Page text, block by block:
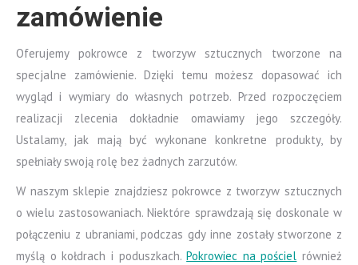
zamówienie
Oferujemy pokrowce z tworzyw sztucznych tworzone na
specjalne zamówienie. Dzięki temu możesz dopasować ich
wygląd i wymiary do własnych potrzeb. Przed rozpoczęciem
realizacji zlecenia dokładnie omawiamy jego szczegóły.
Ustalamy, jak mają być wykonane konkretne produkty, by
spełniały swoją rolę bez żadnych zarzutów.
W naszym sklepie znajdziesz pokrowce z tworzyw sztucznych
o wielu zastosowaniach. Niektóre sprawdzają się doskonale w
połączeniu z ubraniami, podczas gdy inne zostały stworzone z
myślą o kołdrach i poduszkach.Pokrowiec na pościel również